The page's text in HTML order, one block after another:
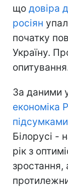
що довіра
росіян
початку
Україну.
За даними
економіка
Білорусі -
рік з
зростання,